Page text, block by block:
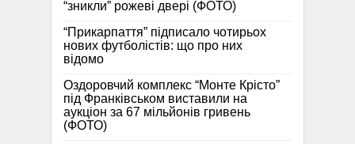
“зникли” рожеві двері (ФОТО)
“Прикарпаття” підписало чотирьох
нових футболістів: що про них
відомо
Оздоровчий комплекс “Монте Крісто”
під Франківськом виставили на
аукціон за 67 мільйонів гривень
(ФОТО)